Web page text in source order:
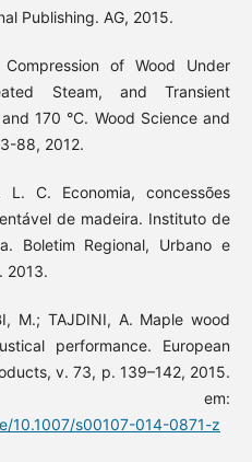
Publishing. AG, 2015.
of Wood Under
Steam, and Transient
170 °C. Wood Science and
88, 2012.
L. C. Economia, concessões
de madeira. Instituto de
Boletim Regional, Urbano e
2013.
M.; TAJDINI, A. Maple wood
performance. European
v. 73, p. 139–142, 2015.
em:
10.1007/s00107-014-0871-z